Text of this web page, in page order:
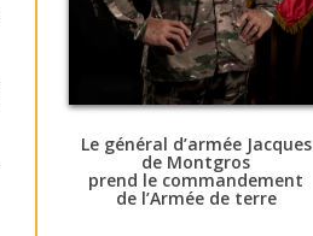
Le général d’armée Jacques
de Montgros
prend le commandement
de l’Armée de terre